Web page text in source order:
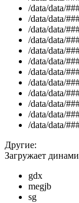
/data/data/
/data/data/
/data/data/
/data/data/
/data/data/
/data/data/
/data/data/
/data/data/
/data/data/
/data/data/
/data/data/
/data/data/
Другие:
Загружает
gdx
megjb
sg